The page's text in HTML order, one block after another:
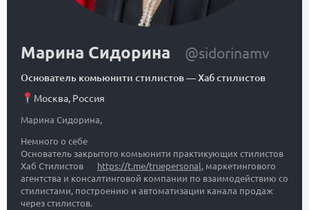
Марина Сидорина @sidorinamv
Основатель комьюнити стилистов—Хаб стилистов
Москва, Россия
Марина Сидорина,
Немного о себе
Основатель закрытого комьюнити практикующих стилистов
Хаб Стилистов
https://t.me/truepersonal , маркетингового
агентства и консалтинговой компании по взаимодействию со
стилистами, построению и автоматизации канала продаж
через стилистов.